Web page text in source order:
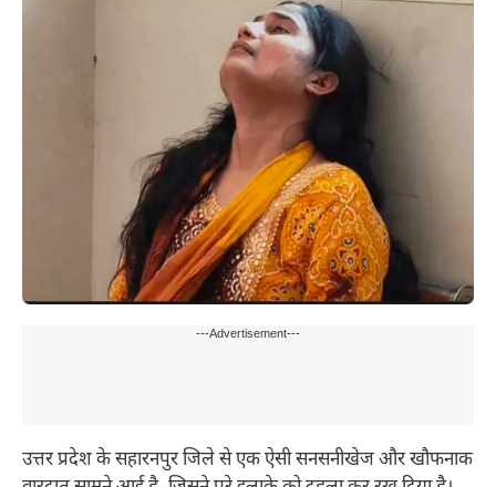
---Advertisement---
उत्तर प्रदेश के सहारनपुर जिले से एक ऐसी सनसनीखेज और खौफनाक